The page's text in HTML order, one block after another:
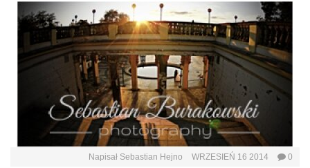
Napisał Sebastian Hejno WRZESIEŃ 16 2014 0